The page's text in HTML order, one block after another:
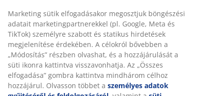
Gyors és egyszerű házhozszállítás, ahogy Ön szeretné
SKU: 4912939
Összeszerelési útmutató
Marketing sütik elfogadásakor megosztjuk böngészési
adatait marketingpartnerekkel (pl. Google, Meta és
TikTok) személyre szabott és statikus hirdetések
megjelenítése érdekében. A célokról bővebben a
„Módosítás” részben olvashat, és a hozzájárulását a
süti ikonra kattintva visszavonhatja. Az „Összes
elfogadása” gombra kattintva mindhárom célhoz
hozzájárul. Olvasson többet a személyes adatok